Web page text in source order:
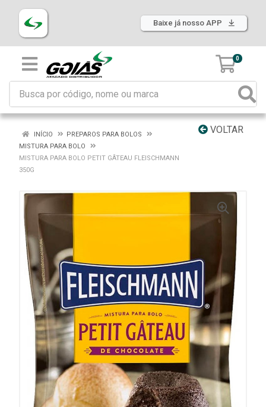
Baixe já nosso APP
0
VOLTAR
INÍCIO
PREPAROS PARA BOLOS
MISTURA PARA BOLO
MISTURA PARA BOLO PETIT GÂTEAU FLEISCHMANN
350G